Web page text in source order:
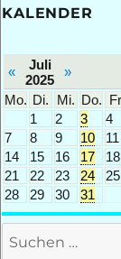
KALENDER
«
Juli
2025
»
Mo. Di. Mi. Do.
1
2 3 4
7
8 9 10 11
14
15 16 17 18
21
22 23 24 25
28
29 30 31
Suchen